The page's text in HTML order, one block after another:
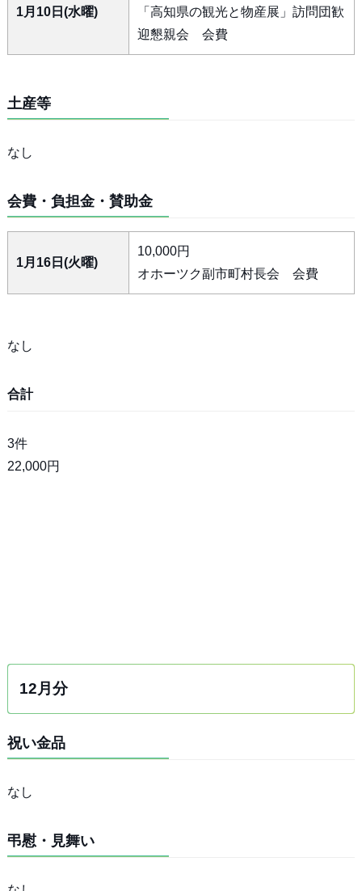
1月10日(水曜)
「高知県の観光と物産展」訪問団歓
迎懇親会 会費
土産等
なし
会費・負担金・賛助金
1月16日(火曜)
10,000円
オホーツク副市町村長会 会費
なし
合計
3件
22,000円
12月分
祝い金品
なし
弔慰・見舞い